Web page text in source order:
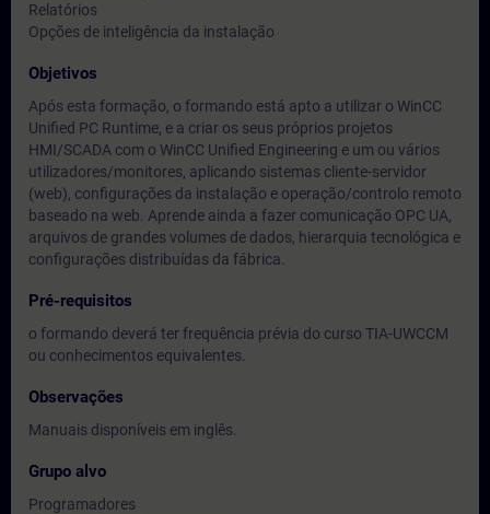
Relatórios
Opções de inteligência da instalação
Objetivos
Após esta formação, o formando está apto a utilizar o WinCC
Unified PC Runtime, e a criar os seus próprios projetos
HMI/SCADA com o WinCC Unified Engineering e um ou vários
utilizadores/monitores, aplicando sistemas cliente-servidor
(web), configurações da instalação e operação/controlo remoto
baseado na web. Aprende ainda a fazer comunicação OPC UA,
arquivos de grandes volumes de dados, hierarquia tecnológica e
configurações distribuídas da fábrica.
Pré-requisitos
o formando deverá ter frequência prévia do curso TIA-UWCCM
ou conhecimentos equivalentes.
Observações
Manuais disponíveis em inglês.
Grupo alvo
Programadores